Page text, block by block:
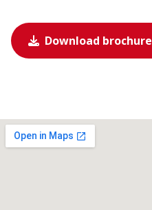
Download brochure